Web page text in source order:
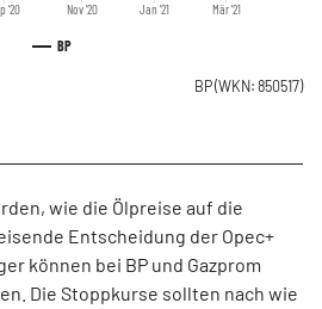
BP
'20 Nov '20 Jan '21 Mär '21
BP(WKN: 850517)
wie die Ölpreise auf die
Entscheidung der Opec+
können bei BP und Gazprom
Die Stoppkurse sollten nach wie